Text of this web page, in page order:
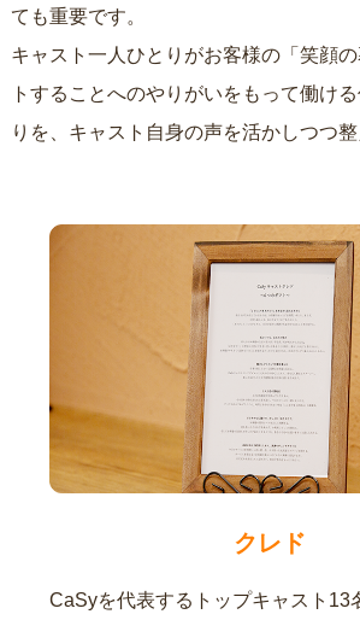
ても重要です。
キャスト一人ひとりがお客様の「笑顔
トすることへのやりがいをもって働ける
りを、キャスト自身の声を活かしつつ整
クレド
CaSyを代表するトップキャスト13